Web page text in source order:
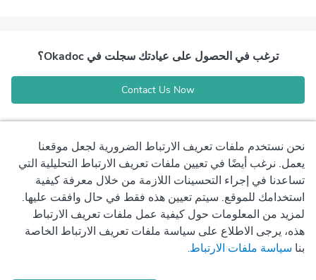
ترغب في الحصول على عيادتك سجلت في Okadoc؟
Contact Us Now
نحن نستخدم ملفات تعريف الارتباط الضرورية لجعل موقعنا
يعمل. نرغب أيضًا في تعيين ملفات تعريف الارتباط التحليلية التي
تساعدنا في إجراء التحسينات اللازمة من خلال معرفة كيفية
استخدامك للموقع. سيتم تعيين هذه فقط في حال وافقت عليها.
لمزيد من المعلومات حول كيفية عمل ملفات تعريف الارتباط
هذه، يرجى الاطلاع على سياسة ملفات تعريف الارتباط الخاصة
بنا سياسة ملفات الارتباط.